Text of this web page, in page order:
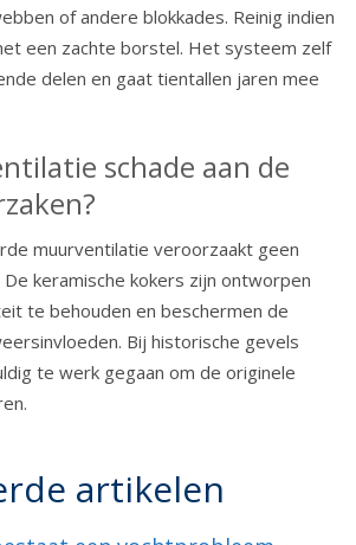
of andere blokkades. Reinig indien
een zachte borstel. Het systeem zelf
delen en gaat tientallen jaren mee
schade aan de
muurventilatie veroorzaakt geen
keramische kokers zijn ontworpen
te behouden en beschermen de
Bij historische gevels
te werk gegaan om de originele
artikelen